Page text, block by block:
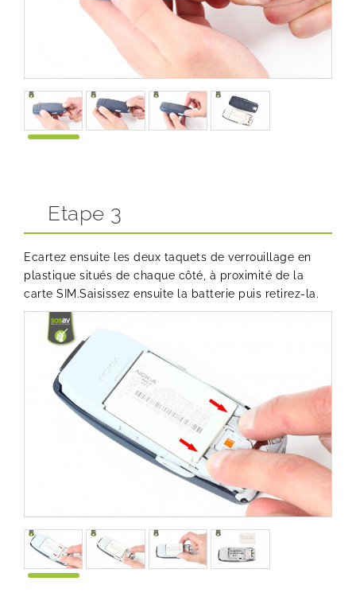
Etape 3
Ecartez ensuite les deux taquets de verrouillage en
plastique situés de chaque côté, à proximité de la
carte SIM.Saisissez ensuite la batterie puis retirez-la.